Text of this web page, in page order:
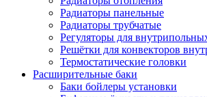
Радиаторы панельные
Радиаторы трубчатые
Регуляторы для
Решётки для конвекторов
Термостатические головки
Расширительные баки
Баки бойлеры установки